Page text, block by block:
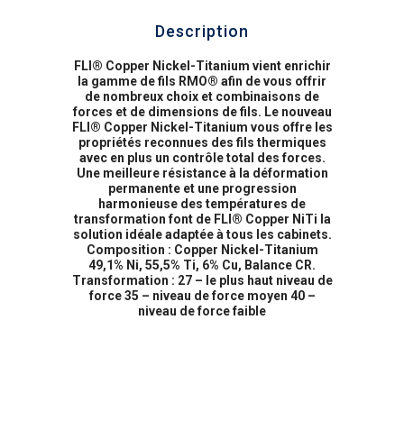
Description
FLI® Copper Nickel-Titanium vient enrichir
la gamme de fils RMO® afin de vous offrir
de nombreux choix et combinaisons de
forces et de dimensions de fils. Le nouveau
FLI® Copper Nickel-Titanium vous offre les
propriétés reconnues des fils thermiques
avec en plus un contrôle total des forces.
Une meilleure résistance à la déformation
permanente et une progression
harmonieuse des températures de
transformation font de FLI® Copper NiTi la
solution idéale adaptée à tous les cabinets.
Composition : Copper Nickel-Titanium
49,1% Ni, 55,5% Ti, 6% Cu, Balance CR.
Transformation : 27 – le plus haut niveau de
force 35 – niveau de force moyen 40 –
niveau de force faible